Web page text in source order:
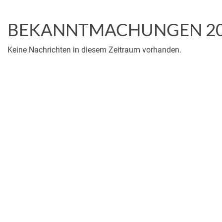
BEKANNTMACHUNGEN
Keine Nachrichten in diesem Zeitraum vorhanden.